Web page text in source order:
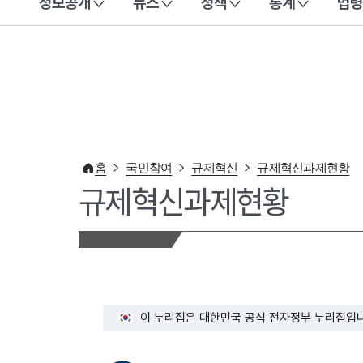
이 누리집은 대한민국 공식 전자정부 누리집입니다.
홈 국민참여 규제혁신 규제혁신과제현황
규제혁신과제현황